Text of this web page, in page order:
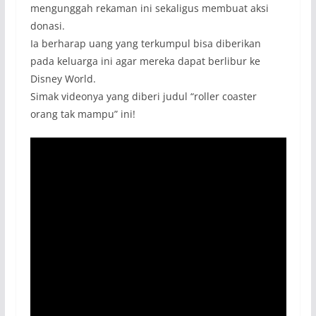
mengunggah rekaman ini sekaligus membuat aksi
donasi.
Ia berharap uang yang terkumpul bisa diberikan
pada keluarga ini agar mereka dapat berlibur ke
Disney World.
Simak videonya yang diberi judul “roller coaster
orang tak mampu” ini!